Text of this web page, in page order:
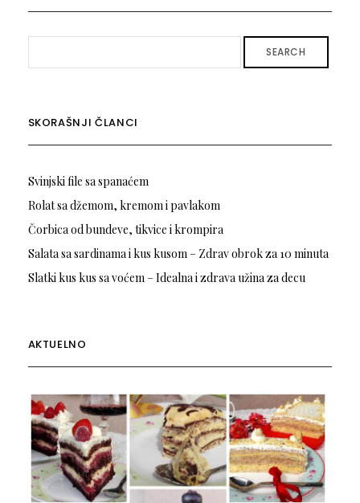
SEARCH
SKORAŠNJI ČLANCI
Svinjski file sa spanaćem
Rolat sa džemom, kremom i pavlakom
Čorbica od bundeve, tikvice i krompira
Salata sa sardinama i kus kusom – Zdrav obrok za 10 minuta
Slatki kus kus sa voćem – Idealna i zdrava užina za decu
AKTUELNO